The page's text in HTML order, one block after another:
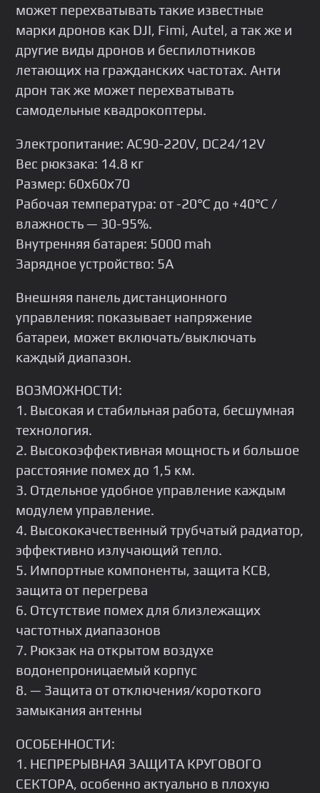
может перехватывать такие известные
марки дронов как DJI, Fimi, Аutеl, а так же и
другие виды дронов и беспилотников
летающих на гражданских частотах. Анти
дрон так же может перехватывать
самодельные квадрокоптеры.
Электропитание: АС90-220V, DС24/12V
Вес рюкзака: 14.8 кг
Размер: 60х60х70
Рабочая температура: от -20℃ до +40℃ /
влажность — 30-95%.
Внутренняя батарея: 5000 mаh
Зарядное устройство: 5А
Внешняя панель дистанционного
управления: показывает напряжение
батареи, может включать/выключать
каждый диапазон.
ВОЗМОЖНОСТИ:
1. Высокая и стабильная работа, бесшумная
технология.
2. Высокоэффективная мощность и большое
расстояние помех до 1,5 км.
3. Отдельное удобное управление каждым
модулем управление.
4. Высококачественный трубчатый радиатор,
эффективно излучающий тепло.
5. Импортные компоненты, защита КСВ,
защита от перегрева
6. Отсутствие помех для близлежащих
частотных диапазонов
7. Рюкзак на открытом воздухе
водонепроницаемый корпус
8. — Защита от отключения/короткого
замыкания антенны
ОСОБЕННОСТИ:
1. НЕПРЕРЫВНАЯ ЗАЩИТА КРУГОВОГО
СЕКТОРА, особенно актуально в плохую